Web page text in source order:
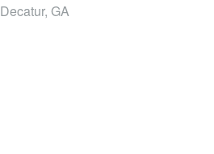
Decatur, GA